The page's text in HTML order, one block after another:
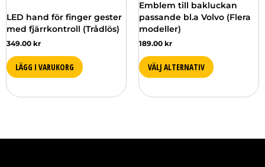
LED hand för finger gester
med fjärrkontroll (Trådlös)
349.00 kr
LÄGG I VARUKORG
Emblem till bakluckan
passande bl.a Volvo (Flera
modeller)
189.00 kr
VÄLJ ALTERNATIV
på
produktsidan